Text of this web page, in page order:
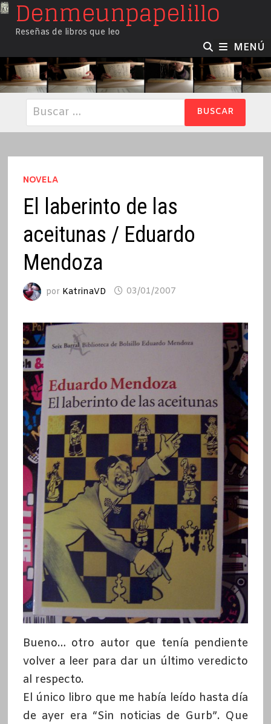
SaltarDenmeunpapelillo
Reseñas de libros que leo
MENÚ
Buscar:
NOVELA
El laberinto de las
aceitunas / Eduardo
Mendoza
por KatrinaVD 03/01/2007
Bueno… otro autor que tenía pendiente
volver a leer para dar un último veredicto
al respecto.
El único libro que me había leído hasta día
de ayer era “Sin noticias de Gurb”. Que